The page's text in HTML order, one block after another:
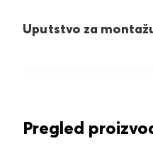
Uputstvo za
Pregled